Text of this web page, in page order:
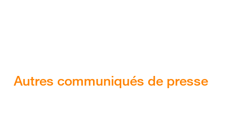
Autres communiqués de presse